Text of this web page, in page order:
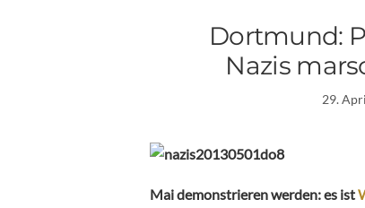
Dortmund:
Nazis
29.
Mai demonstrieren werden: es ist